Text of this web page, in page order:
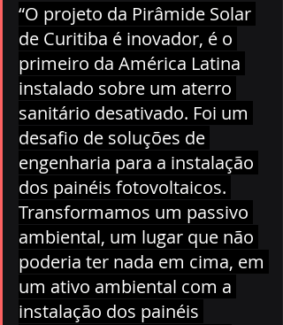
“O projeto da Pirâmide Solar
de Curitiba é inovador, é o
primeiro da América Latina
instalado sobre um aterro
sanitário desativado. Foi um
desafio de soluções de
engenharia para a instalação
dos painéis fotovoltaicos.
Transformamos um passivo
ambiental, um lugar que não
poderia ter nada em cima, em
um ativo ambiental com a
instalação dos painéis